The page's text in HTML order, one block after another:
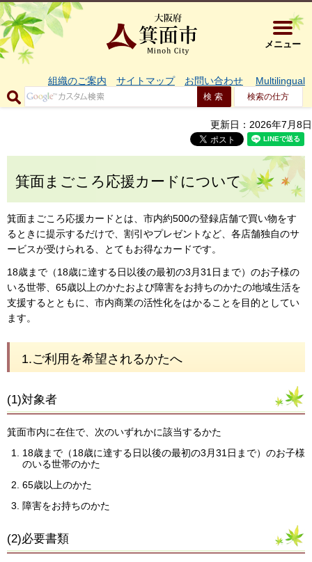
大阪府箕
メニュー
組織のご案内 サイトマップ お問い合わせ Multilingual
検索の仕方
更新日：2026年7月8日
箕面まごころ応援カードについて
箕面まごころ応援カードとは、市内約500の登録店舗で買い物をす
るときに提示するだけで、割引やプレゼントなど、各店舗独自のサ
ービスが受けられる、とてもお得なカードです。
18歳まで（18歳に達する日以後の最初の3月31日まで）のお子様の
いる世帯、65歳以上のかたおよび障害をお持ちのかたの地域生活を
支援するとともに、市内商業の活性化をはかることを目的としてい
ます。
1.ご利用を希望されるかたへ
(1)対象者
箕面市内に在住で、次のいずれかに該当するかた
18歳まで（18歳に達する日以後の最初の3月31日まで）のお子様
のいる世帯のかた
65歳以上のかた
障害をお持ちのかた
(2)必要書類